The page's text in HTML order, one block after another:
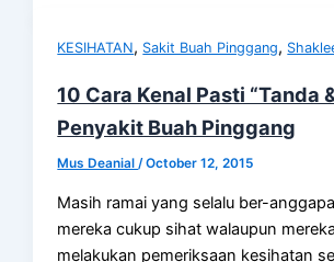
KESIHATAN, Sakit Buah Pinggang,
10 Cara Kenal Pasti “Tanda
Penyakit Buah Pinggang
Mus Deanial/October 12, 2015
Masih ramai yang selalu ber-
mereka cukup sihat walaupun
melakukan pemeriksaan kesihatan